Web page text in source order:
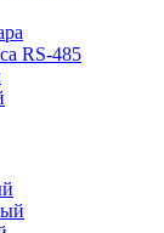
RS-485